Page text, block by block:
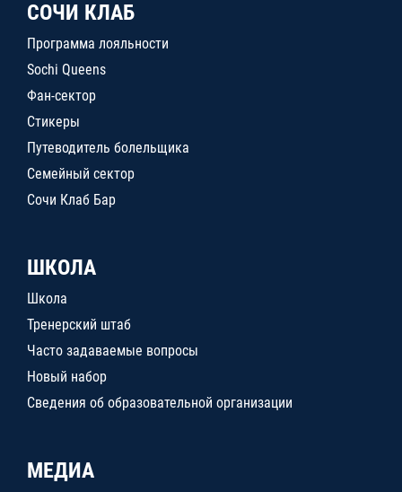
СОЧИ КЛАБ
Программа лояльности
Sochi Queens
Фан-сектор
Стикеры
Путеводитель болельщика
Семейный сектор
Сочи Клаб Бар
ШКОЛА
Школа
Тренерский штаб
Часто задаваемые вопросы
Новый набор
Сведения об образовательной организации
МЕДИА